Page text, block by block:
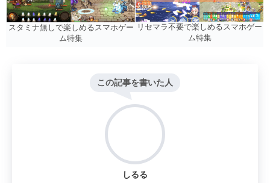
スタミナ無しで楽しめるスマホゲー
ム特集
リセマラ不要で楽しめるスマホゲー
ム特集
この記事を書いた人
しるる